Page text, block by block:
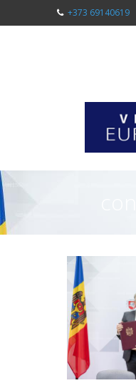
+373 69140619